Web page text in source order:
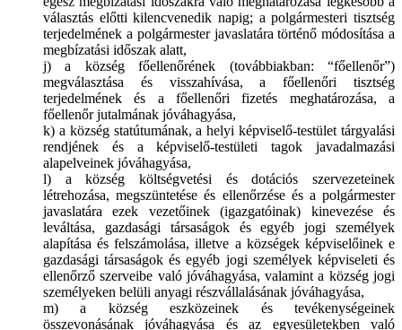
választás előtti kilencvenedik napig; a polgármesteri tisztség
terjedelmének a polgármester javaslatára történő módosítása a
megbízatási időszak alatt,
j) a község főellenőrének (továbbiakban: “főellenőr”)
megválasztása és visszahívása, a főellenőri tisztség
terjedelmének és a főellenőri fizetés meghatározása, a
főellenőr jutalmának jóváhagyása,
k) a község statútumának, a helyi képviselő-testület tárgyalási
rendjének és a képviselő-testületi tagok javadalmazási
alapelveinek jóváhagyása,
l) a község költségvetési és dotációs szervezeteinek
létrehozása, megszüntetése és ellenőrzése és a polgármester
javaslatára ezek vezetőinek (igazgatóinak) kinevezése és
leváltása, gazdasági társaságok és egyéb jogi személyek
alapítása és felszámolása, illetve a községek képviselőinek e
gazdasági társaságok és egyéb jogi személyek képviseleti és
ellenőrző szerveibe való jóváhagyása, valamint a község jogi
személyeken belüli anyagi részvállalásának jóváhagyása,
m) a község eszközeinek és tevékenységeinek
összevonásának jóváhagyása és az egyesületekben való